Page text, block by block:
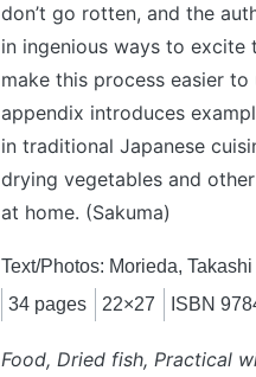
don’t go rotten, and the
in ingenious ways to excite
make this process easier
appendix introduces
in traditional Japanese
drying vegetables and
at home. (Sakuma)
Text/Photos: Morieda, Takashi
34 pages
22×27 ISBN
Food, Dried fish, Practical